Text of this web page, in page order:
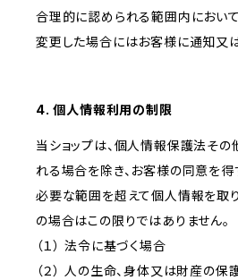
合理的に認められる範囲内において
変更した場合にはお客様に通知又は
4. 個人情報利用の制限
当ショップは、個人情報保護法そ
れる場合を除き、お客様の同意を
必要な範囲を超えて個人情報を取り
の場合はこの限りではありません。
（１） 法令に基づく場合
（２） 人の生命、身体又は財産の